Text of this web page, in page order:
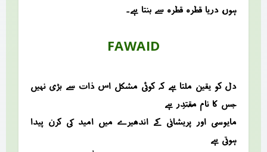
ہوں، دریا قطرہ قطرہ سے بنتا ہے۔
FAWAID
دل کو یقین ملتا ہے کہ کوئی مشکل اس ذات سے بڑی نہیں
جس کا نام مُقْتَدِر ہے
مایوسی اور پریشانی کے اندھیرے میں امید کی کرن پیدا
ہوتی ہے